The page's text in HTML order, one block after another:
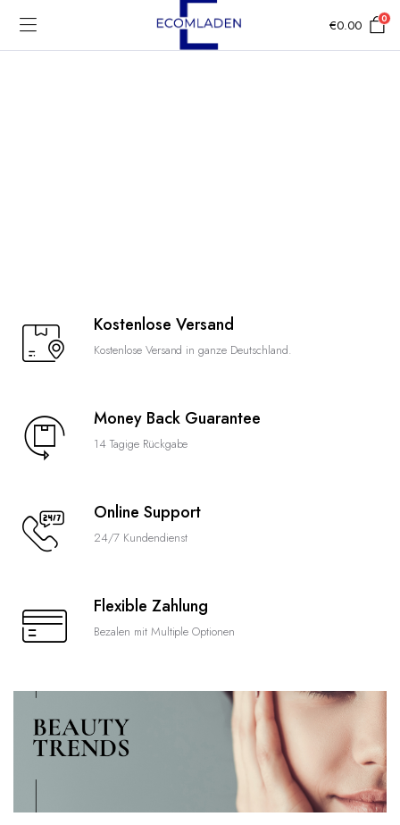
€0.00 0
Kostenlose Versand
Kostenlose Versand in ganze Deutschland.
Money Back Guarantee
14 Tagige Rückgabe
Online Support
24/7 Kundendienst
Flexible Zahlung
Bezalen mit Multiple Optionen